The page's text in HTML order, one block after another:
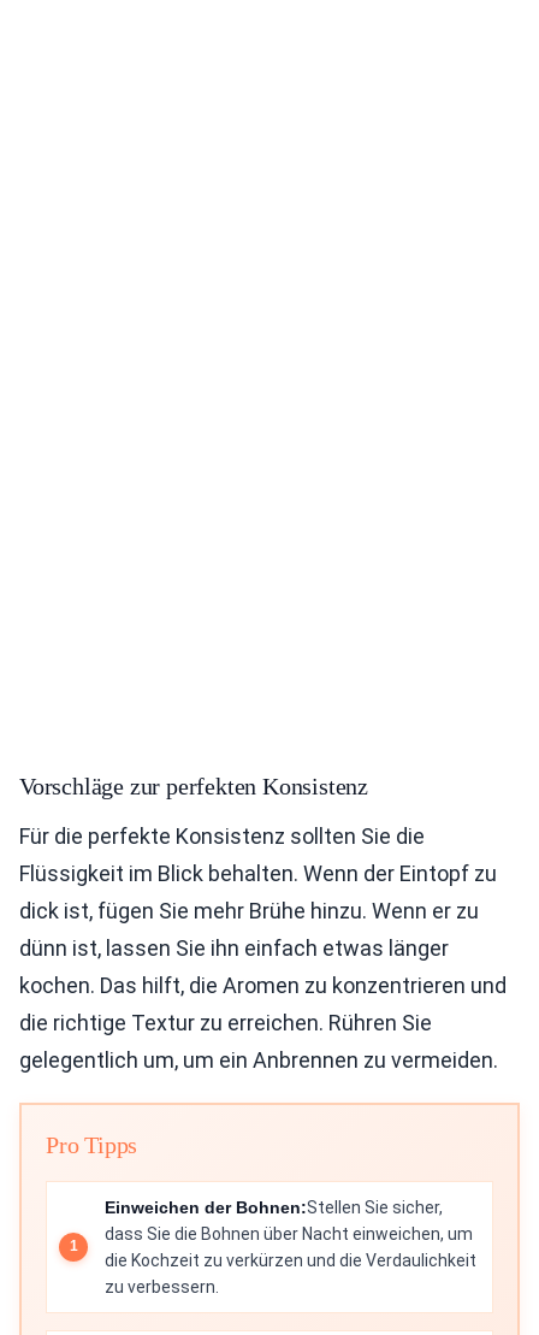
Vorschläge zur perfekten Konsistenz
Für die perfekte Konsistenz sollten Sie die
Flüssigkeit im Blick behalten. Wenn der Eintopf zu
dick ist, fügen Sie mehr Brühe hinzu. Wenn er zu
dünn ist, lassen Sie ihn einfach etwas länger
kochen. Das hilft, die Aromen zu konzentrieren und
die richtige Textur zu erreichen. Rühren Sie
gelegentlich um, um ein Anbrennen zu vermeiden.
Pro Tipps
Einweichen der Bohnen:Stellen Sie sicher,
dass Sie die Bohnen über Nacht einweichen, um
die Kochzeit zu verkürzen und die Verdaulichkeit
zu verbessern.